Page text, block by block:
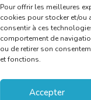
Pour offrir les meilleures
cookies pour stocker et/ou
consentir à ces
comportement de
ou de retirer son
et fonctions.
Accepter